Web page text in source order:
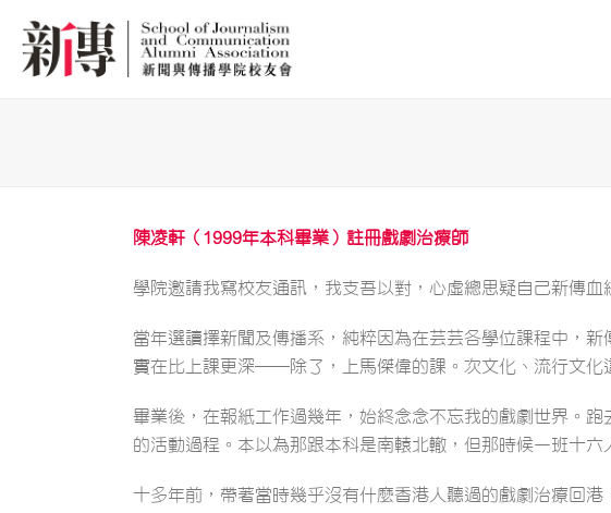
陳凌軒（1999年本科畢業）註冊戲劇治療師
學院邀請我寫校友通訊，我支吾以對，心虛總思疑自己新傳血
當年選讀擇新聞及傳播系，純粹因為在芸芸各學位課程中，
實在比上課更深──除了，上馬傑偉的課。次文化、流行文化
畢業後，在報紙工作過幾年，始終念念不忘我的戲劇世界。
的活動過程。本以為那跟本科是南轅北轍，但那時候一班十
十多年前，帶著當時幾乎沒有什麼香港人聽過的戲劇治療回